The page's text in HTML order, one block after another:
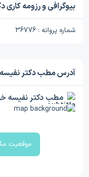
بیوگرافی و رزومه کاری
شماره پروانه : 36776
آدرس مطب دکتر نفیسه
مطب دکتر نفیسه
موقعیت